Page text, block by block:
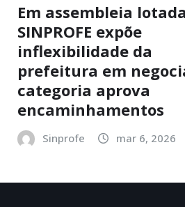
Em assembleia
SINPROFE expõe
inflexibilidade da
prefeitura em
categoria aprova
encaminhamentos
Sinprofe mar 6, 2026